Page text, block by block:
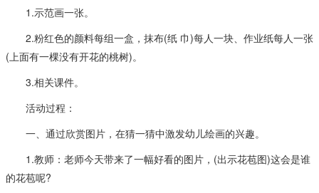
1.示范画一张。
2.粉红色的颜料每组一盒，抹布(纸 巾)每人一块、作业纸每人一张
(上面有一棵没有开花的桃树)。
3.相关课件。
活动过程：
一、通过欣赏图片，在猜一猜中激发幼儿绘画的兴趣。
1.教师：老师今天带来了一幅好看的图片，(出示花苞图)这会是谁
的花苞呢?